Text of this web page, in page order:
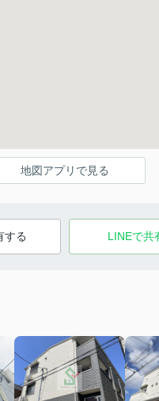
地図アプリで見る
する LINEで共